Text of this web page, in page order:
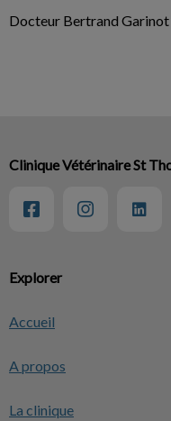
Docteur Bertrand Garinot
Explorer
Accueil
A propos
La clinique
Clinique Vétérinaire St